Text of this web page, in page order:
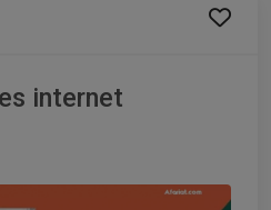
internet